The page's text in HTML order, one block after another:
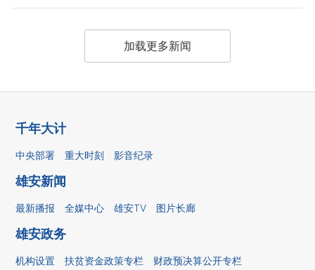
加载更多新闻
千年大计
中央部署 重大时刻 影音纪录
雄安新闻
最新播报 全媒中心 雄安TV 图片长廊
雄安政务
机构设置 扶贫资金政策专栏
财政预决算公开专栏